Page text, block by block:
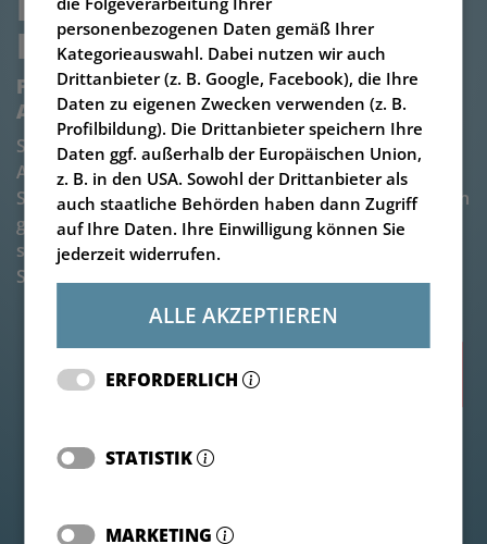
BIO COMBI 1D
Feststoffdosierer mit einem
Abschiebecontainer
Starke Kombi: Über eine Hydraulikvorrichtung im
Abschiebecontainer unseres V-BIO Combi wird das
Substrat dem angekoppelten Dosierer zugeführt. Auch
große Einheiten schwieriger Substrate lassen sich
sicher einbringen, und das bei geringem
Stromverbrauch.
Highlights
personenbezogenen Daten gemäß Ihrer
Kategorieauswahl. Dabei nutzen wir auch
Drittanbieter (z. B. Google, Facebook), die Ihre
Daten zu eigenen Zwecken verwenden (z. B.
Profilbildung). Die Drittanbieter speichern Ihre
Daten ggf. außerhalb der Europäischen Union,
z. B. in den USA. Sowohl der Drittanbieter als
auch staatliche Behörden haben dann Zugriff
auf Ihre Daten. Ihre Einwilligung können Sie
jederzeit widerrufen.
ALLE AKZEPTIEREN
ERFORDERLICH
STATISTIK
MARKETING